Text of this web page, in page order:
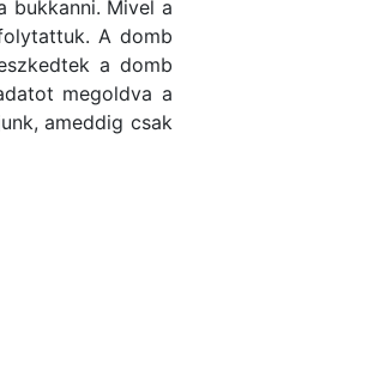
bukkanni. Mivel a
A domb
a domb
megoldva a
ameddig csak